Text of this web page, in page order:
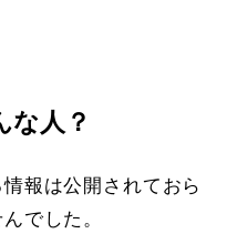
な人？
報は公開されておら
でした。